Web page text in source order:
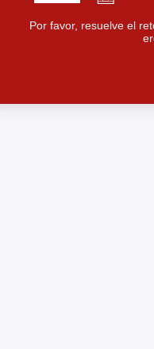
Por favor, resuelve el